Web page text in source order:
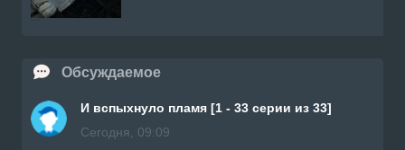
Обсуждаемое
И вспыхнуло пламя [1 - 33 серии из 33]
Сегодня, 09:09